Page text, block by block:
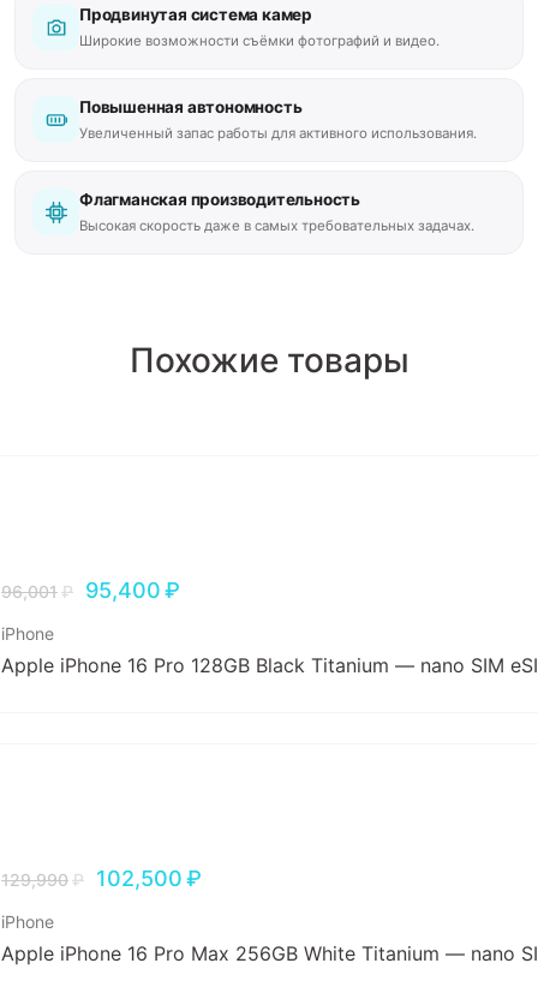
Продвинутая система камер
Широкие возможности съёмки фотографий и видео.
Повышенная автономность
Увеличенный запас работы для активного использования.
Флагманская производительность
Высокая скорость даже в самых требовательных задачах.
Похожие товары
96,001₽ 95,400₽
iPhone
Apple iPhone 16 Pro 128GB Black Titanium — nano SIM
129,990₽ 102,500₽
iPhone
Apple iPhone 16 Pro Max 256GB White Titanium — nano